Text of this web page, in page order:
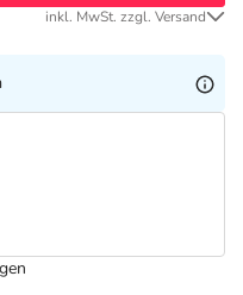
inkl. MwSt. zzgl. Versand